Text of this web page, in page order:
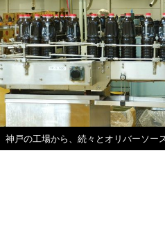
神戸の工場から、続々とオリバーソー